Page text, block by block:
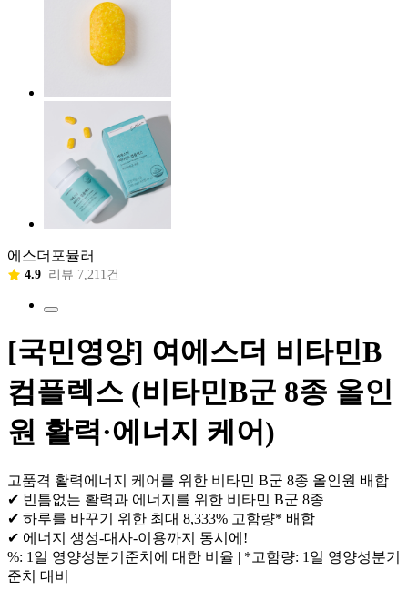
에스더포뮬러
4.9 리뷰 7,211건
[국민영양] 여에스더 비타민B
컴플렉스 (비타민B군 8종 올인
원 활력·에너지 케어)
고품격 활력에너지 케어를 위한 비타민 B군 8종 올인원 배합
✔ 빈틈없는 활력과 에너지를 위한 비타민 B군 8종
✔ 하루를 바꾸기 위한 최대 8,333% 고함량* 배합
✔ 에너지 생성-대사-이용까지 동시에!
%: 1일 영양성분기준치에 대한 비율 | *고함량: 1일 영양성분기
준치 대비